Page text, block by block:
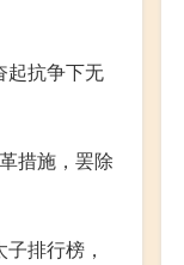
起抗争下无
措施，罢除
排行榜，